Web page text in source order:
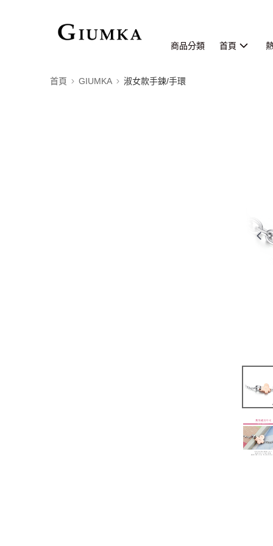
商品分類 首頁
首頁 GIUMKA 淑女款手鍊/手環